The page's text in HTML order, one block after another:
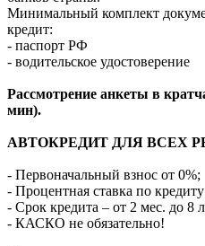
Минимальный комплект
кредит:
- паспорт РФ
- водительское удостоверение
Рассмотрение анкеты в
мин).
АВТОКРЕДИТ ДЛЯ ВСЕХ
- Первоначальный взнос от 0%;
- Процентная ставка по
- Срок кредита – от 2 мес. до 8
- КАСКО не обязательно!